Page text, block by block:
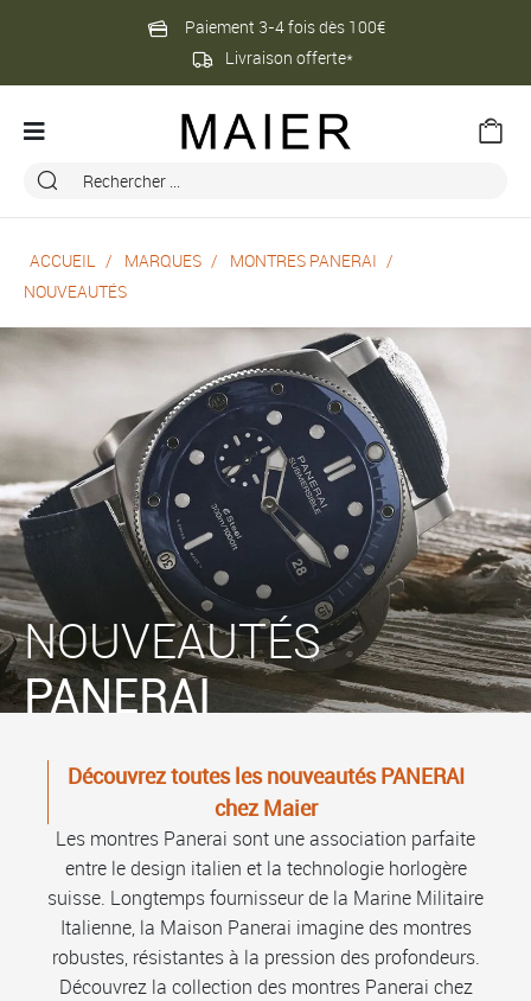
Paiement 3-4 fois dès 100€
Livraison offerte*
ACCUEIL MARQUES
MONTRES PANERAI
NOUVEAUTÉS
NOUVEAUTÉS
PANERAI
Découvrez toutes les nouveautés PANERAI
chez Maier
Les montres Panerai sont une association parfaite
entre le design italien et la technologie horlogère
suisse. Longtemps fournisseur de la Marine Militaire
Italienne, la Maison Panerai imagine des montres
robustes, résistantes à la pression des profondeurs.
Découvrez la collection des montres Panerai chez